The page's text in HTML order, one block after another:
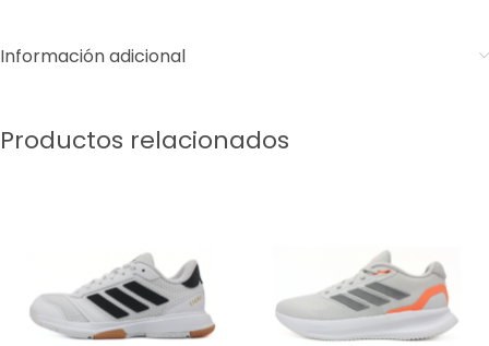
Información adicional
Productos relacionados